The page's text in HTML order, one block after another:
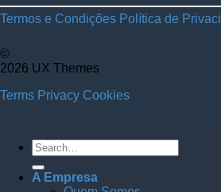
Termos e Condições Política de
©
2026 UX Themes
Terms Privacy Cookies
A Empresa